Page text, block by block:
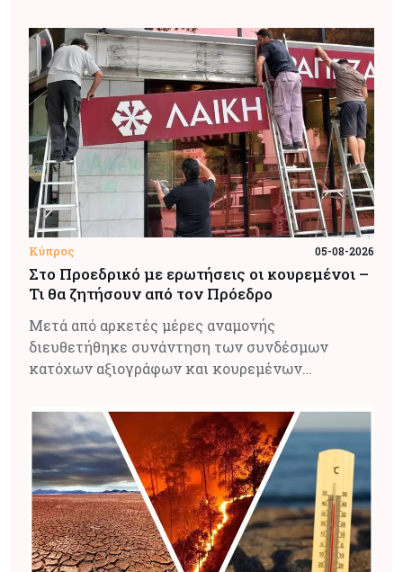
Κύπρος 05-08-2026
Στο Προεδρικό με ερωτήσεις οι κουρεμένοι –
Τι θα ζητήσουν από τον Πρόεδρο
Μετά από αρκετές μέρες αναμονής
διευθετήθηκε συνάντηση των συνδέσμων
κατόχων αξιογράφων και κουρεμένων…